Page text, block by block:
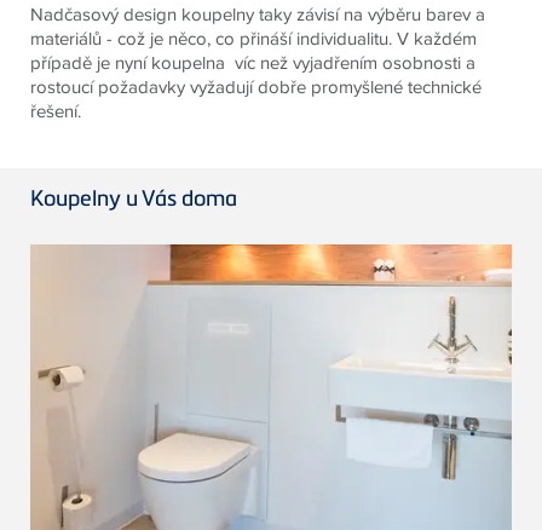
Nadčasový design koupelny taky závisí na výběru barev a
materiálů - což je něco, co přináší individualitu. V každém
případě je nyní koupelna víc než vyjadřením osobnosti a
rostoucí požadavky vyžadují dobře promyšlené technické
řešení.
Koupelny u Vás doma